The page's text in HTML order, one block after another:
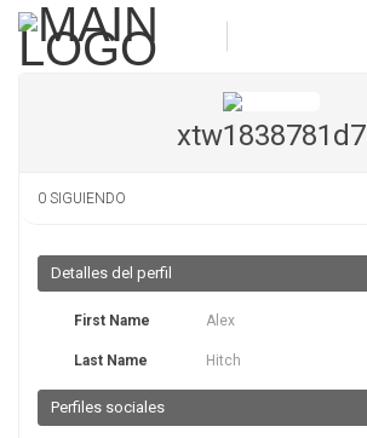
xtw1838781d7
0 SIGUIENDO
Detalles del perfil
First Name Alex
Last Name Hitch
Perfiles sociales